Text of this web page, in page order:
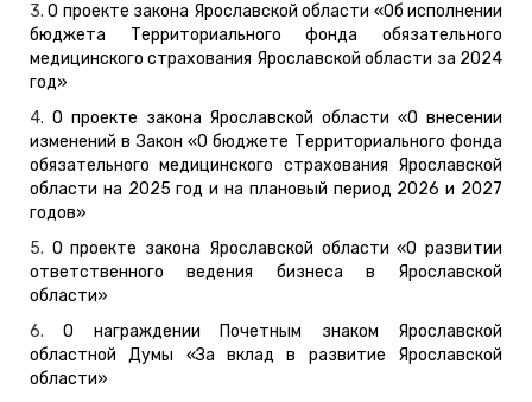
3.О проекте закона Ярославской области «Об исполнении
бюджета Территориального фонда обязательного
медицинского страхования Ярославской области за 2024
год»
4. О проекте закона Ярославской области «О внесении
изменений в Закон «О бюджете Территориального фонда
обязательного медицинского страхования Ярославской
области на 2025 год и на плановый период 2026 и 2027
годов»
5. О проекте закона Ярославской области «О развитии
ответственного ведения бизнеса в Ярославской
области»
6.О награждении Почетным знаком Ярославской
областной Думы «За вклад в развитие Ярославской
области»